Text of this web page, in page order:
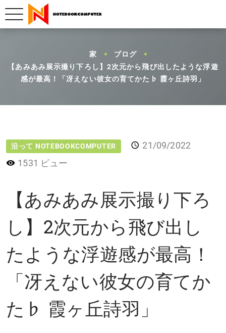
家
ブログ
【あみあみ展示撮り下ろし】2次元から飛び出したような浮遊
感が最高！「冴えない彼女の育てかた♭ 霞ヶ丘詩羽」
沿って NOTEBOOKCOMPUTER
21/09/2022
1531 ビュー
【あみあみ展示撮り下ろ
し】2次元から飛び出し
たような浮遊感が最高！
「冴えない彼女の育てか
た♭ 霞ヶ丘詩羽」